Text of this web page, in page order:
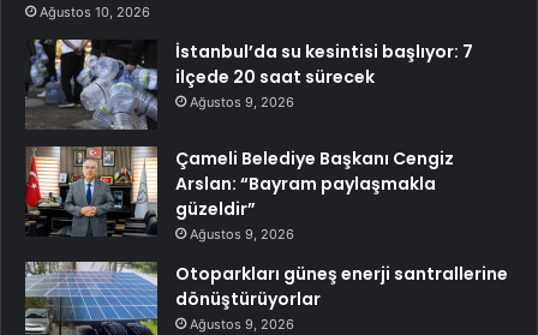
Ağustos 10, 2026
İstanbul’da su kesintisi başlıyor: 7
ilçede 20 saat sürecek
Ağustos 9, 2026
Çameli Belediye Başkanı Cengiz
Arslan: “Bayram paylaşmakla
güzeldir”
Ağustos 9, 2026
Otoparkları güneş enerji santrallerine
dönüştürüyorlar
Ağustos 9, 2026